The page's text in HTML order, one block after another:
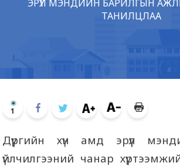
ЭРҮҮЛ МЭНДИЙН БАРИЛГЫН
ТАНИЛЦЛАА
1
Дүүргийн хүн амд эрүүл
үйлчилгээний чанар